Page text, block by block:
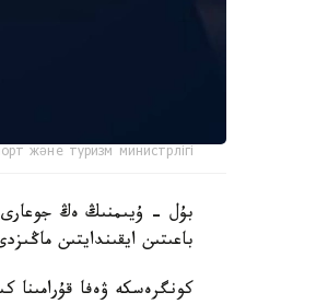
және туризм министрлігі
بۇل - ۇيىمنىڭ ەڭ جوعارى
باعىتىن ايقىندايتىن